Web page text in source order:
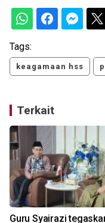
Tags:
keagamaan hss
Terkait
Guru Syairazi